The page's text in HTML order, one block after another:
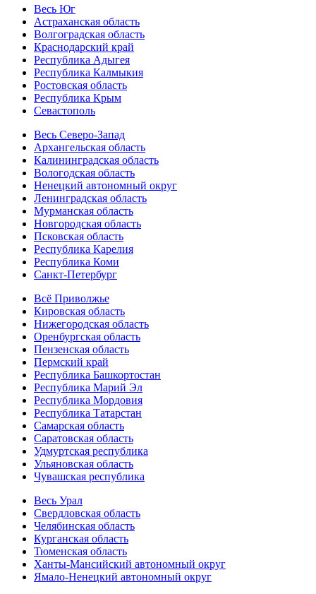
Весь Юг
Астраханская область
Волгоградская область
Краснодарский край
Республика Адыгея
Республика Калмыкия
Ростовская область
Республика Крым
Севастополь
Весь Северо-Запад
Архангельская область
Калининградская область
Вологодская область
Ненецкий автономный округ
Ленинградская область
Мурманская область
Новгородская область
Псковская область
Республика Карелия
Республика Коми
Санкт-Петербург
Всё Приволжье
Кировская область
Нижегородская область
Оренбургская область
Пензенская область
Пермский край
Республика Башкортостан
Республика Марий Эл
Республика Мордовия
Республика Татарстан
Самарская область
Саратовская область
Удмуртская республика
Ульяновская область
Чувашская республика
Весь Урал
Свердловская область
Челябинская область
Курганская область
Тюменская область
Ханты-Мансийский автономный округ
Ямало-Ненецкий автономный округ